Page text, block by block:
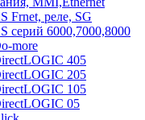
Frnet, реле, SG
серий 6000,7000,8000
more
405
205
105
05